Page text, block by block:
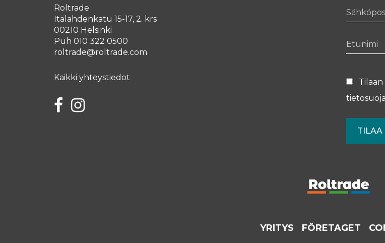
Roltrade
Itälahdenkatu 15-17, 2. krs
00210 Helsinki
Puh 010 322 0500
roltrade@roltrade.com
Kaikki yhteystiedot
FacebookInstagram
YRITYS FÖRETAGET